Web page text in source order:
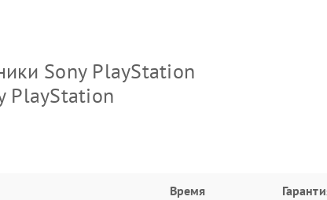
Sony PlayStation
PlayStation
Время